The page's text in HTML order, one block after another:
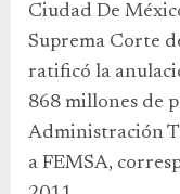
Ciudad De
Suprema Corte
ratificó la
868 millones de
Administración
a FEMSA,